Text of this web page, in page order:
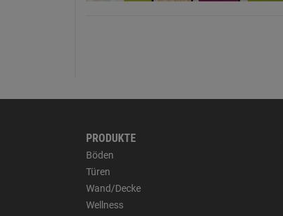
PRODUKTE
Böden
Türen
Wand/Decke
Wellness